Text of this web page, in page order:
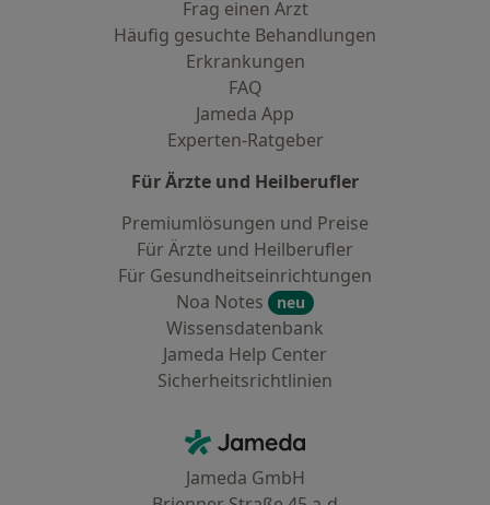
Frag einen Arzt
Häufig gesuchte Behandlungen
Erkrankungen
FAQ
Jameda App
Experten-Ratgeber
Für Ärzte und Heilberufler
Premiumlösungen und Preise
Für Ärzte und Heilberufler
Für Gesundheitseinrichtungen
Noa Notes
neu
Wissensdatenbank
Jameda Help Center
Sicherheitsrichtlinien
Jameda - Startseite
Jameda GmbH